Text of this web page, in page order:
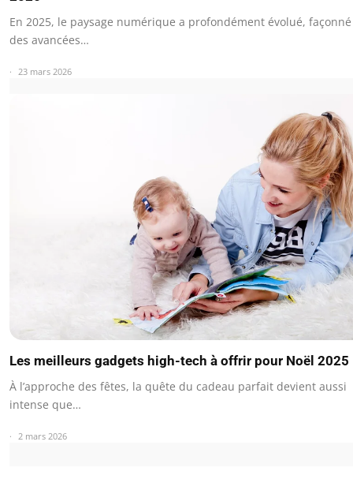
En 2025, le paysage numérique a profondément évolué,
des avancées…
23 mars 2026
Les meilleurs gadgets high-tech à offrir pour Noël 2025
À l’approche des fêtes, la quête du cadeau parfait devient aussi
intense que…
2 mars 2026